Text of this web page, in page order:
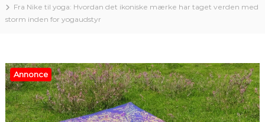
Fra Nike til yoga: Hvordan det ikoniske mærke har taget verden med
storm inden for yogaudstyr
Annonce